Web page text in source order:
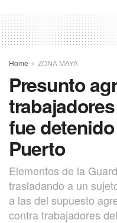
Home ZONA MAYA
Presunto
fue
Puerto
Elementos de la
trasladando a un
a las del supuesto
contra trabajadores